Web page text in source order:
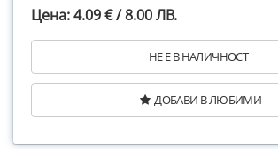
Цена: 4.09 € / 8.00 ЛВ.
НЕ Е В НАЛИЧНОСТ
ДОБАВИ В ЛЮБИМИ